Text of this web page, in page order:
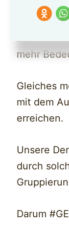
jeden
mehr
Gleiches
mit dem
erreichen.
Unsere
durch
Darum